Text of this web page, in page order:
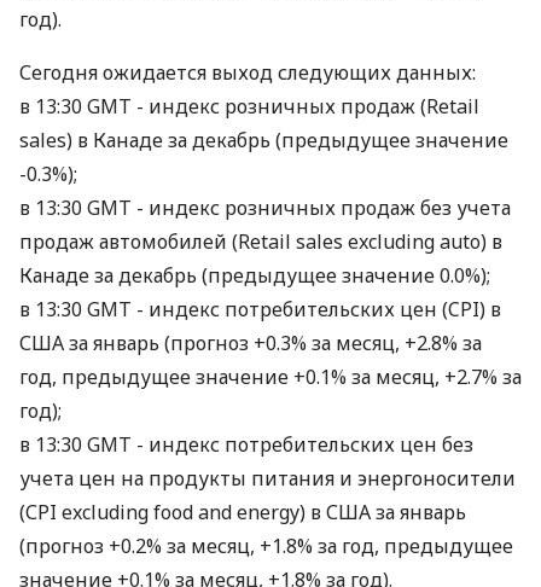
год).
Сегодня ожидается выход следующих данных:
в 13:30 GMT - индекс розничных продаж (Retail
sales) в Канаде за декабрь (предыдущее значение
-0.3%);
в 13:30 GMT - индекс розничных продаж без учета
продаж автомобилей (Retail sales excluding auto) в
Канаде за декабрь (предыдущее значение 0.0%);
в 13:30 GMT - индекс потребительских цен (CPI) в
США за январь (прогноз +0.3% за месяц, +2.8% за
год, предыдущее значение +0.1% за месяц, +2.7% за
год);
в 13:30 GMT - индекс потребительских цен без
учета цен на продукты питания и энергоносители
(СPI excluding food and energy) в США за январь
(прогноз +0.2% за месяц, +1.8% за год, предыдущее
значение +0.1% за месяц, +1.8% за год).